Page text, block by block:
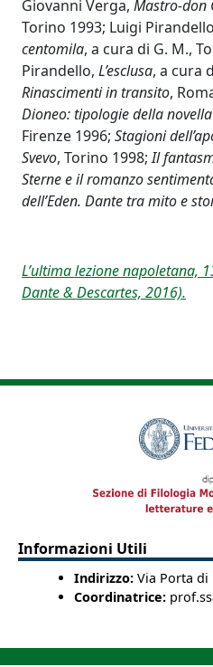
Giovanni Verga, Mastro-don
Torino 1993; Luigi
centomila, a cura di G. M.,
Pirandello, L’esclusa, a cura
Rinascimenti in transito,
Dioneo: tipologie della
Firenze 1996; Stagioni
Svevo, Torino 1998;Il
Sterne e il romanzo
dell’Eden. Dante tra mito e
L’ultima lezione napoletana,
Dante & Descartes, 2016).
Informazioni Utili
Indirizzo: Via Porta di
Coordinatrice: